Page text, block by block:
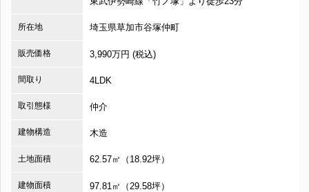
所在地 埼玉県草加市谷塚仲町
販売価格 3,990万円 (税込)
間取り 4LDK
取引態様 仲介
建物構造 木造
土地面積 62.57㎡（18.92坪）
建物面積 97.81㎡（29.58坪）